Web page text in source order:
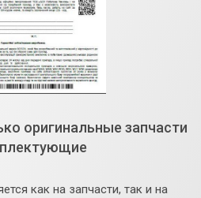
оригинальные запчасти
как на запчасти, так и на